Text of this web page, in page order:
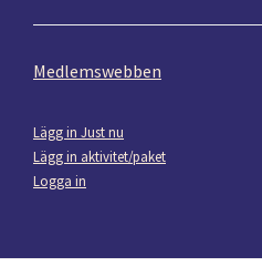
Medlemswebben
Lägg in Just nu
Lägg in aktivitet/paket
Logga in